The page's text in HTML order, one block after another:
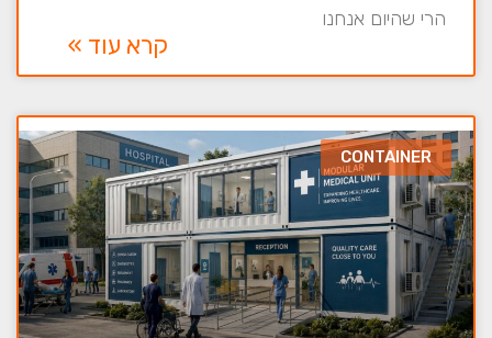
הרי שהיום אנחנו
קרא עוד »
CONTAINER